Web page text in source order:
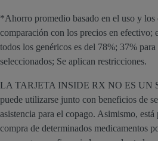
*Ahorro promedio basado en el uso y los
comparación con los precios en efectivo;
todos los genéricos es del 78%; 37%
seleccionados; Se aplican restricciones.
LA TARJETA INSIDE RX NO ES UN
puede utilizarse junto con beneficios de
asistencia para el copago. Asimismo,
compra de determinados medicamentos